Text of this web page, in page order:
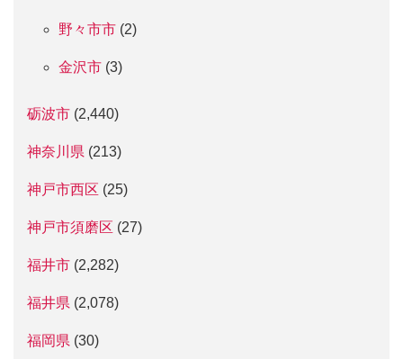
野々市市 (2)
金沢市 (3)
砺波市 (2,440)
神奈川県 (213)
神戸市西区 (25)
神戸市須磨区 (27)
福井市 (2,282)
福井県 (2,078)
福岡県 (30)